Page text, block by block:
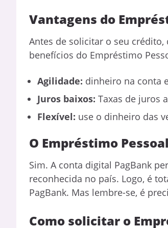
Vantagens do
Antes de solicitar o seu crédito,
benefícios do Empréstimo
Agilidade: dinheiro na conta
Juros baixos: Taxas de juros
Flexível: use o dinheiro das
O Empréstimo
Sim. A conta digital PagBank
reconhecida no país. Logo, é
PagBank. Mas lembre-se, é
Como solicitar o